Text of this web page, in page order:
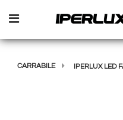
Open menu
CARRABILE IPERLUX LED